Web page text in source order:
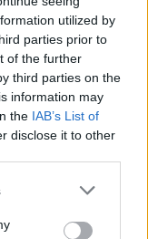
utilized by
parties prior to
of the further
third parties on the
information may
the IAB’s List of
disclose it to other
or more Google
You may click to
Márta Judit,
Nem egészen
...